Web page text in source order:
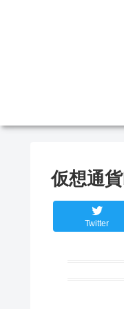
仮想通
Twitter